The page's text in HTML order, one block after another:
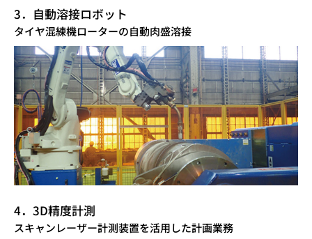
3．自動溶接ロボット
タイヤ混練機ローターの自動肉盛溶接
4．3D精度計測
スキャンレーザー計測装置を活用した計画業務